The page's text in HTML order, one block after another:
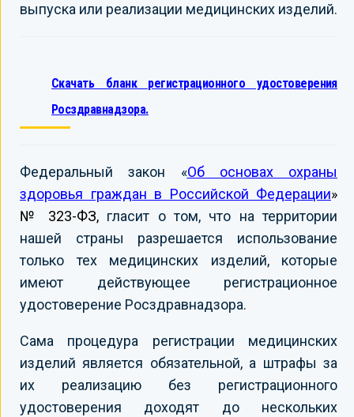
выпуска или реализации медицинских изделий.
Скачать бланк регистрационного удостоверения
Росздравнадзора.
Федеральный закон «Об основах охраны
здоровья граждан в Российской Федерации»
№ 323-ФЗ, гласит о том, что на территории
нашей страны разрешается использование
только тех медицинских изделий, которые
имеют действующее регистрационное
удостоверение Росздравнадзора.
Сама процедура регистрации медицинских
изделий является обязательной, а штрафы за
их реализацию без регистрационного
удостоверения доходят до нескольких